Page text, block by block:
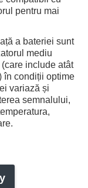
pentru mai
a bateriei sunt
mediu
include atât
în condiții optime
variază și
semnalului,